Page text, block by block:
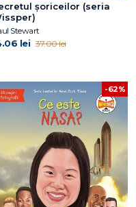
șoriceilor (seria
Stewart
lei 37.00 lei
-62%